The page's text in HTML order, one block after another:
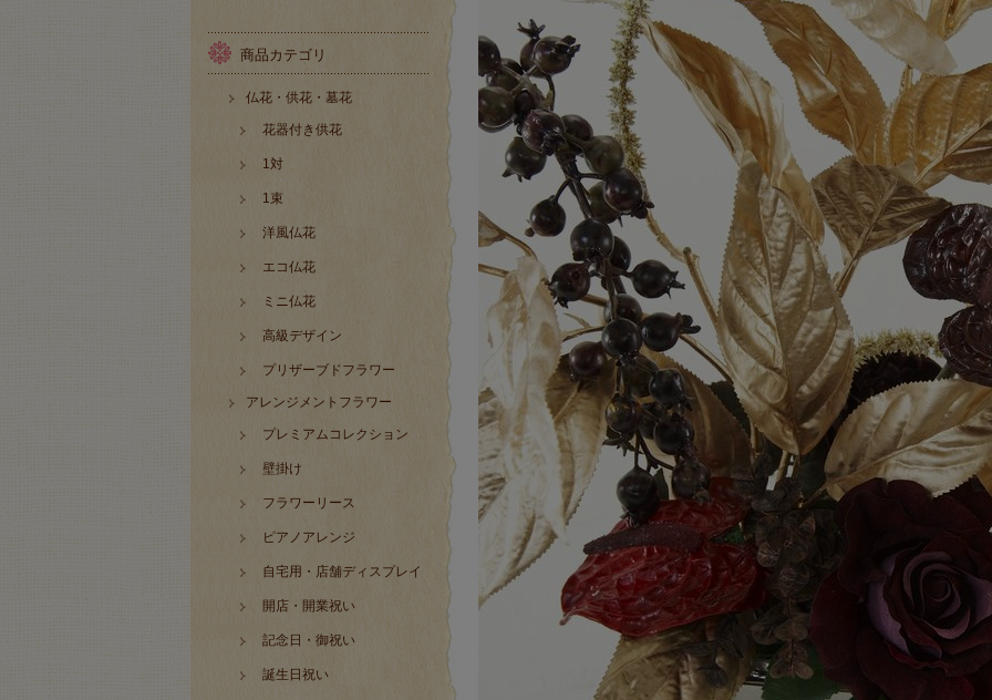
商品カテゴリ
仏花・供花・墓花
花器付き供花
1対
1束
洋風仏花
エコ仏花
ミニ仏花
高級デザイン
プリザーブドフラワー
アレンジメントフラワー
プレミアムコレクション
壁掛け
フラワーリース
ピアノアレンジ
自宅用・店舗ディスプレイ
開店・開業祝い
記念日・御祝い
誕生日祝い